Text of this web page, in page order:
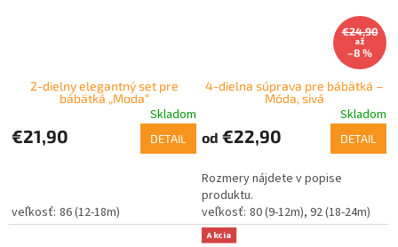
2-dielny elegantný set pre
bábätká „Moda“
Skladom
€21,90 DETAIL
86 (12-18m)
€24,90
až
–8 %
4-dielna súprava pre bábätká –
Móda, sivá
Skladom
od €22,90 DETAIL
Rozmery nájdete v popise
produktu.
80 (9-12m) 92 (18-24m)
Akcia